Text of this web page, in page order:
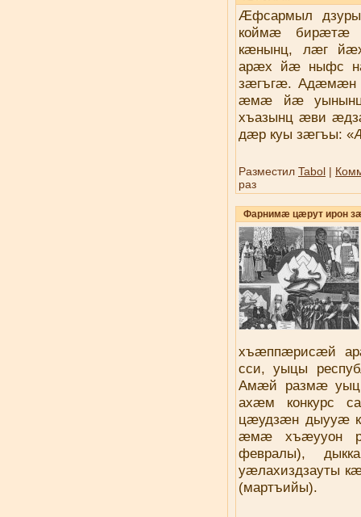
Æфсармыл
коймæ бирæтæ
кæнынц, лæг
арæх йæ ныфс
зæгъгæ. Адæмæн
æмæ йæ
хъазынц æви
дæр куы зæгъы:
Разместил Tabol |
раз
Фарнимӕ цӕрут ирон
хъæппæрисæй
сси, уыцы
Амæй размæ
ахæм конкурс
цæудзæн дыууæ
æмæ хъæууон
февралы),
уæлахиздзауты
(мартъийы).